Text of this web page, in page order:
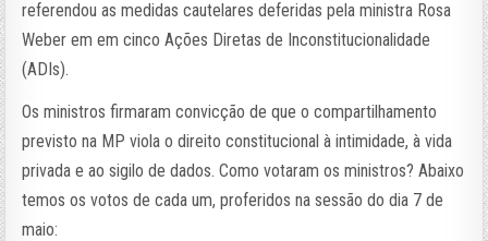
referendou as medidas cautelares deferidas pela ministra Rosa
Weber em em cinco Ações Diretas de Inconstitucionalidade
(ADIs).
Os ministros firmaram convicção de que o compartilhamento
previsto na MP viola o direito constitucional à intimidade, à vida
privada e ao sigilo de dados. Como votaram os ministros? Abaixo
temos os votos de cada um, proferidos na sessão do dia 7 de
maio: